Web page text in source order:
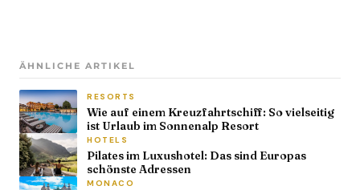
ÄHNLICHE ARTIKEL
RESORTS
Wie auf einem Kreuzfahrtschiff: So vielseitig
ist Urlaub im Sonnenalp Resort
HOTELS
Pilates im Luxushotel: Das sind Europas
schönste Adressen
MONACO